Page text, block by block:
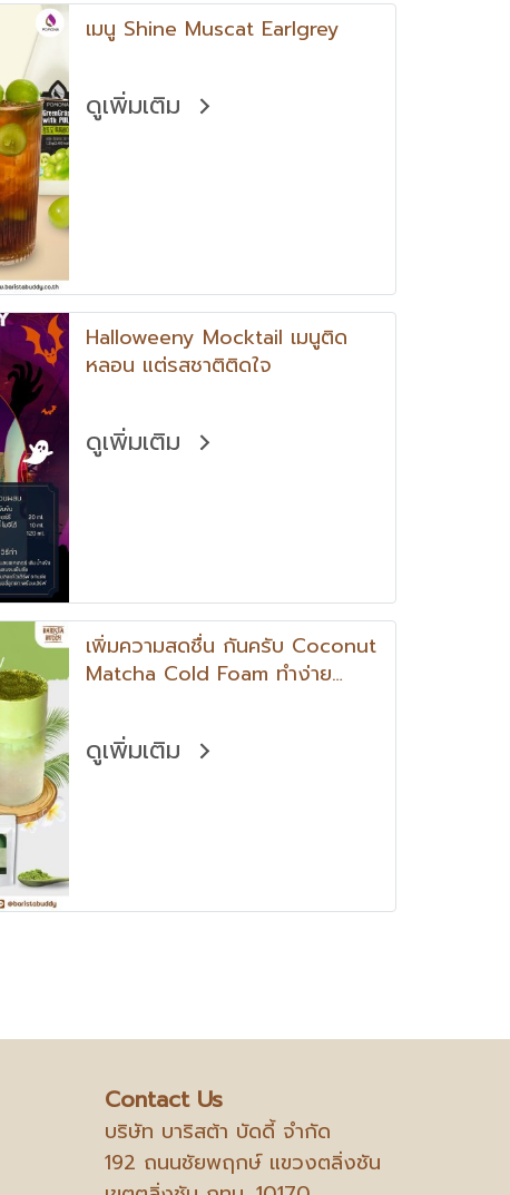
เมนู Shine Muscat Earlgrey
ดูเพิ่มเติม
Halloweeny Mocktail เมนูติด
หลอน แต่รสชาติติดใจ
ดูเพิ่มเติม
เพิ่มความสดชื่น กันครับ Coconut
Matcha Cold Foam ทำง่าย
ดูเพิ่มเติม
Contact Us
บริษัท บาริสต้า บัดดี้ จำกัด
192 ถนนชัยพฤกษ์ แขวงตลิ่งชัน